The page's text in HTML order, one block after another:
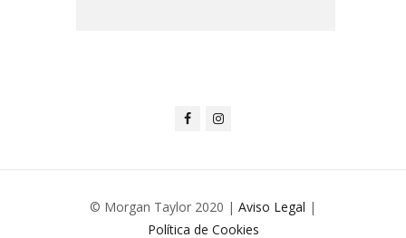
© Morgan Taylor 2020 | Aviso Legal |
Política de Cookies